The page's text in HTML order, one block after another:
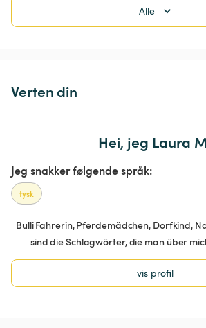
Alle
Verten din
Hei, jeg Laura
Jeg snakker følgende språk:
tysk
Bulli Fahrerin, Pferdemädchen, Dorfkind,
sind die Schlagwörter, die man über
vis profil